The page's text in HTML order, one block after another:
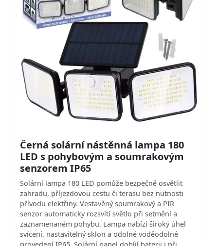
Černá solární nástěnná lampa 180
LED s pohybovým a soumrakovým
senzorem IP65
Solární lampa 180 LED pomůže bezpečně osvětlit
zahradu, příjezdovou cestu či terasu bez nutnosti
přívodu elektřiny. Vestavěný soumrakový a PIR
senzor automaticky rozsvítí světlo při setmění a
zaznamenaném pohybu. Lampa nabízí široký úhel
svícení, nastavitelný sklon a odolné voděodolné